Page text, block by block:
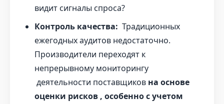
видит сигналы спроса?
Контроль качества: Традиционных
ежегодных аудитов недостаточно.
Производители переходят к
непрерывному мониторингу
деятельности поставщиков на основе
оценки рисков , особенно с учетом